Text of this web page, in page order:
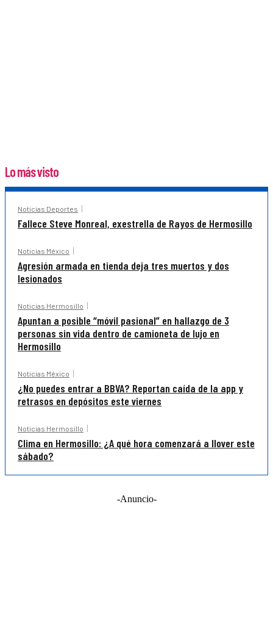
Lo más visto
Noticias Deportes
Fallece Steve Monreal, exestrella de Rayos de Hermosillo
Noticias México
Agresión armada en tienda deja tres muertos y dos
lesionados
Noticias Hermosillo
Apuntan a posible “móvil pasional” en hallazgo de 3
personas sin vida dentro de camioneta de lujo en
Hermosillo
Noticias México
¿No puedes entrar a BBVA? Reportan caída de la app y
retrasos en depósitos este viernes
Noticias Hermosillo
Clima en Hermosillo: ¿A qué hora comenzará a llover este
sábado?
-Anuncio-